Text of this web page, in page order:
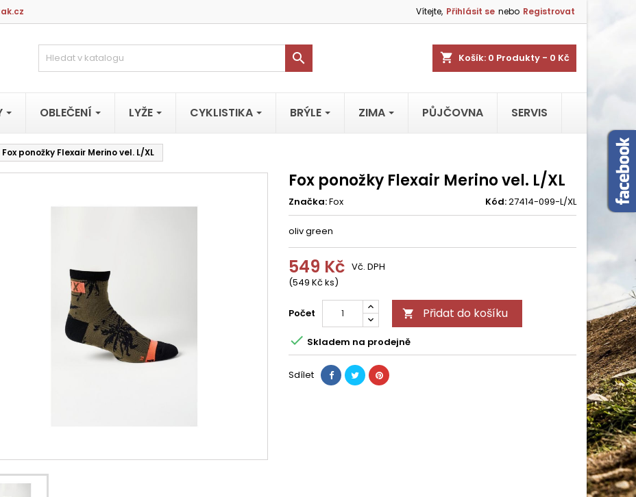
Vítejte, Přihlásit se nebo Registrovat
shopping_cart Košík: 0 Produkty - 0 Kč

OBLEČENÍ LYŽE CYKLISTIKA BRÝLE ZIMA PŮJČOVNA SERVIS
Fox ponožky Flexair Merino vel. L/XL
Fox ponožky Flexair Merino vel. L/XL
Značka:Fox Kód:27414-099-L/XL
oliv green
549 Kč
(549 Kč ks)
Vč. DPH
Počet  Přidat do košíku
 Skladem na prodejně
Sdílet